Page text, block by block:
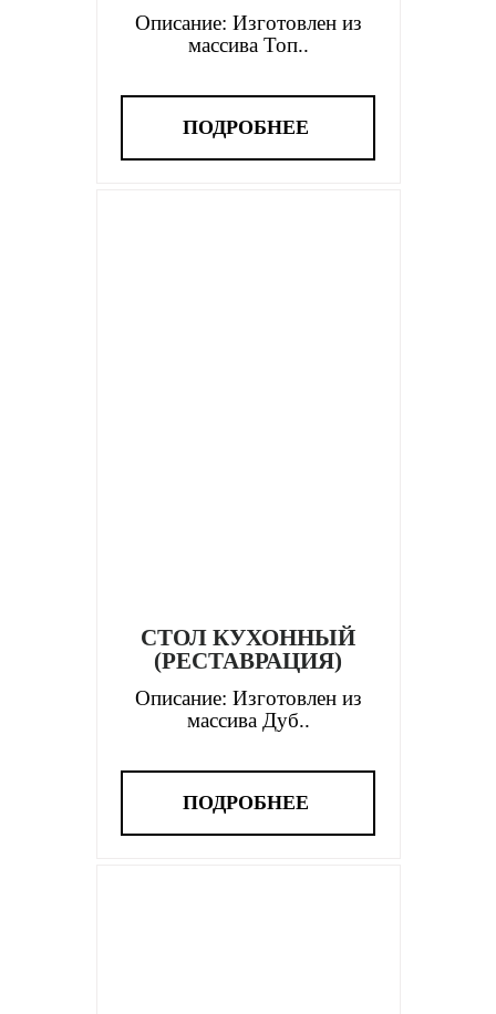
Описание: Изготовлен из
массива Топ..
ПОДРОБНЕЕ
СТОЛ КУХОННЫЙ
(РЕСТАВРАЦИЯ)
Описание: Изготовлен из
массива Дуб..
ПОДРОБНЕЕ